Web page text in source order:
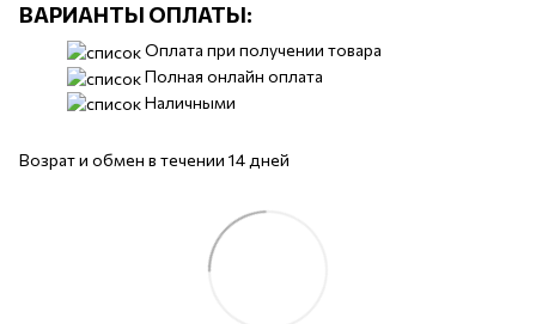
ВАРИАНТЫ ОПЛАТЫ:
Оплата при получении товара
Полная онлайн оплата
Наличными
Возрат и обмен в течении 14 дней